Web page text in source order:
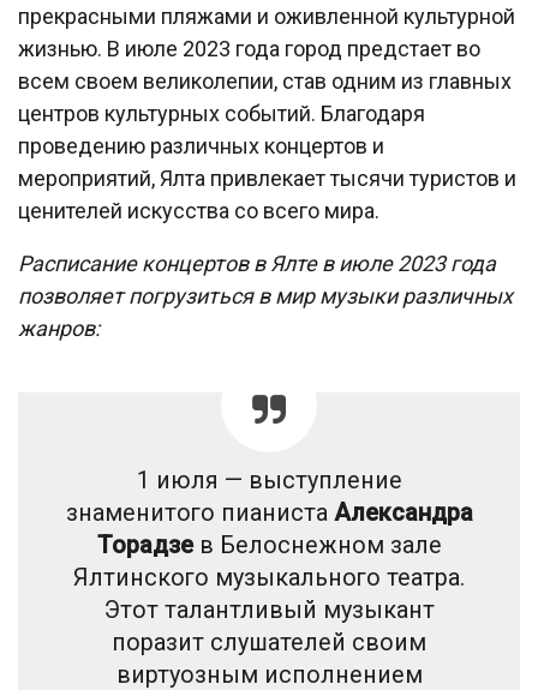
прекрасными пляжами и оживленной культурной
жизнью. В июле 2023 года город предстает во
всем своем великолепии, став одним из главных
центров культурных событий. Благодаря
проведению различных концертов и
мероприятий, Ялта привлекает тысячи туристов и
ценителей искусства со всего мира.
Расписание концертов в Ялте в июле 2023 года
позволяет погрузиться в мир музыки различных
жанров:
1 июля — выступление
знаменитого пианиста Александра
Торадзев Белоснежном зале
Ялтинского музыкального театра.
Этот талантливый музыкант
поразит слушателей своим
виртуозным исполнением